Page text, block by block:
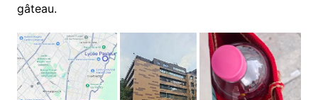
gâteau.